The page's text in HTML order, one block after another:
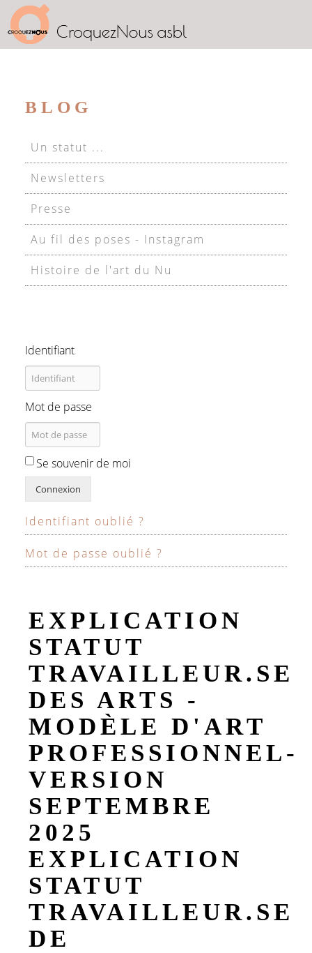
BLOG
Un statut ...
Newsletters
Presse
Au fil des poses - Instagram
Histoire de l'art du Nu
Identifiant
Mot de passe
Se souvenir de moi
Connexion
Identifiant oublié ?
Mot de passe oublié ?
EXPLICATION
STATUT
TRAVAILLEUR.SE
DES ARTS -
MODÈLE D'ART
PROFESSIONNEL-
VERSION
SEPTEMBRE
2025
EXPLICATION
STATUT
TRAVAILLEUR.SE
DE